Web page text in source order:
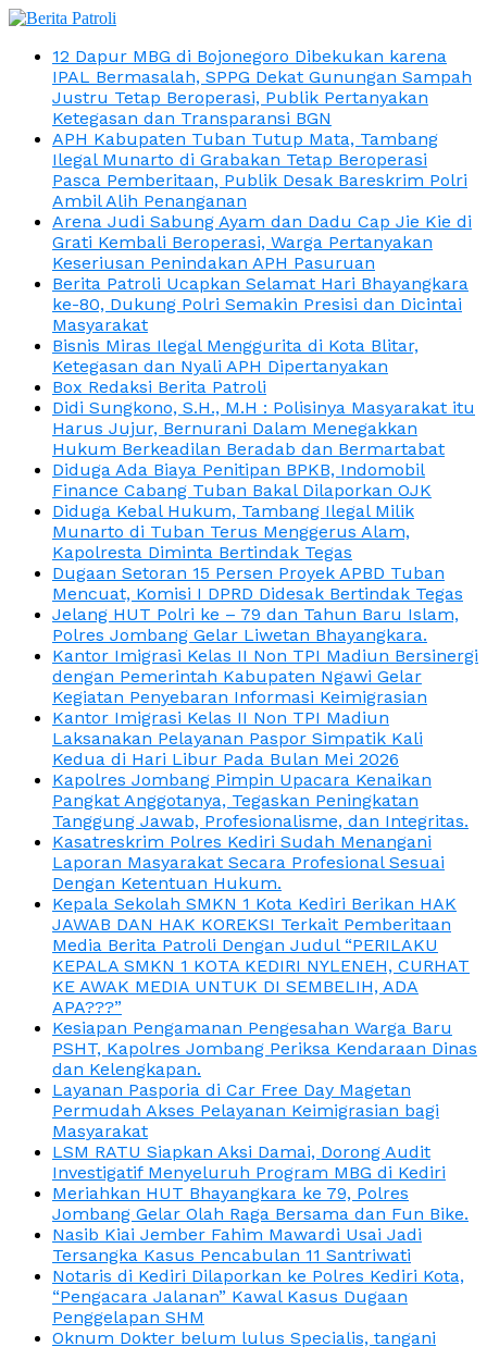
12 Dapur MBG di Bojonegoro Dibekukan karena
IPAL Bermasalah, SPPG Dekat Gunungan Sampah
Justru Tetap Beroperasi, Publik Pertanyakan
Ketegasan dan Transparansi BGN
APH Kabupaten Tuban Tutup Mata, Tambang
Ilegal Munarto di Grabakan Tetap Beroperasi
Pasca Pemberitaan, Publik Desak Bareskrim Polri
Ambil Alih Penanganan
Arena Judi Sabung Ayam dan Dadu Cap Jie Kie di
Grati Kembali Beroperasi, Warga Pertanyakan
Keseriusan Penindakan APH Pasuruan
Berita Patroli Ucapkan Selamat Hari Bhayangkara
ke-80, Dukung Polri Semakin Presisi dan Dicintai
Masyarakat
Bisnis Miras Ilegal Menggurita di Kota Blitar,
Ketegasan dan Nyali APH Dipertanyakan
Box Redaksi Berita Patroli
Didi Sungkono, S.H., M.H : Polisinya Masyarakat itu
Harus Jujur, Bernurani Dalam Menegakkan
Hukum Berkeadilan Beradab dan Bermartabat
Diduga Ada Biaya Penitipan BPKB, Indomobil
Finance Cabang Tuban Bakal Dilaporkan OJK
Diduga Kebal Hukum, Tambang Ilegal Milik
Munarto di Tuban Terus Menggerus Alam,
Kapolresta Diminta Bertindak Tegas
Dugaan Setoran 15 Persen Proyek APBD Tuban
Mencuat, Komisi I DPRD Didesak Bertindak Tegas
Jelang HUT Polri ke – 79 dan Tahun Baru Islam,
Polres Jombang Gelar Liwetan Bhayangkara.
Kantor Imigrasi Kelas II Non TPI Madiun Bersinergi
dengan Pemerintah Kabupaten Ngawi Gelar
Kegiatan Penyebaran Informasi Keimigrasian
Kantor Imigrasi Kelas II Non TPI Madiun
Laksanakan Pelayanan Paspor Simpatik Kali
Kedua di Hari Libur Pada Bulan Mei 2026
Kapolres Jombang Pimpin Upacara Kenaikan
Pangkat Anggotanya, Tegaskan Peningkatan
Tanggung Jawab, Profesionalisme, dan Integritas.
Kasatreskrim Polres Kediri Sudah Menangani
Laporan Masyarakat Secara Profesional Sesuai
Dengan Ketentuan Hukum.
Kepala Sekolah SMKN 1 Kota Kediri Berikan HAK
JAWAB DAN HAK KOREKSI Terkait Pemberitaan
Media Berita Patroli Dengan Judul “PERILAKU
KEPALA SMKN 1 KOTA KEDIRI NYLENEH, CURHAT
KE AWAK MEDIA UNTUK DI SEMBELIH, ADA
APA???”
Kesiapan Pengamanan Pengesahan Warga Baru
PSHT, Kapolres Jombang Periksa Kendaraan Dinas
dan Kelengkapan.
Layanan Pasporia di Car Free Day Magetan
Permudah Akses Pelayanan Keimigrasian bagi
Masyarakat
LSM RATU Siapkan Aksi Damai, Dorong Audit
Investigatif Menyeluruh Program MBG di Kediri
Meriahkan HUT Bhayangkara ke 79, Polres
Jombang Gelar Olah Raga Bersama dan Fun Bike.
Nasib Kiai Jember Fahim Mawardi Usai Jadi
Tersangka Kasus Pencabulan 11 Santriwati
Notaris di Kediri Dilaporkan ke Polres Kediri Kota,
“Pengacara Jalanan” Kawal Kasus Dugaan
Penggelapan SHM
Oknum Dokter belum lulus Specialis, tangani